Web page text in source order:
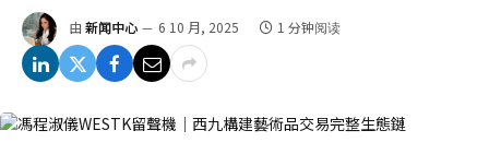
由 新闻中心 6 10 月, 2025 1 分钟阅读